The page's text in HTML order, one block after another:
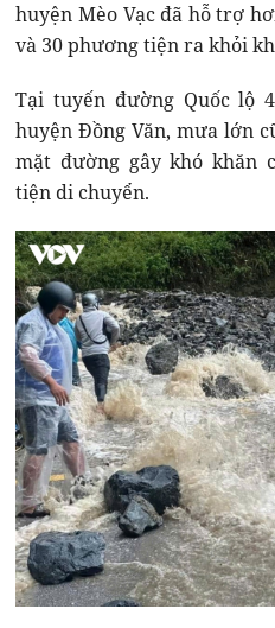
huyện Mèo Vạc đã hỗ trợ
và 30 phương tiện ra khỏi
Tại tuyến đường Quốc lộ
huyện Đồng Văn, mưa lớn
mặt đường gây khó khăn
tiện di chuyển.